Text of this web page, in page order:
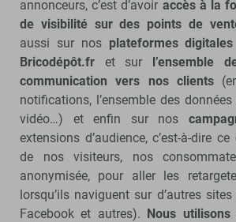
annonceurs, c’est d’avoir accès à la
de visibilité sur des points de
aussi sur nos plateformes
Bricodépôt.fr et sur l’ensemble
communication vers nos clients
notifications, l’ensemble des
vidéo…) et enfin sur nos
extensions d’audience, c’est-à-dire
de nos visiteurs, nos
anonymisée, pour aller les
lorsqu’ils naviguent sur d’autres
Facebook et autres). Nous